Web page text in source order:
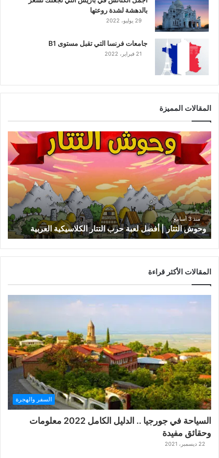
بالدهشة لشدة روعتها
29 يوليو، 2022
جامعات فرنسا التي تقبل مستوى B1
21 فبراير، 2022
المقالات المميزة
وحوش
التتار
|
أفضل
لعبة
حرب
التتار
الكلاسيكية
العربية
منذ 3 أسابيع
وحوش التتار | أفضل لعبة حرب التتار الكلاسيكية العربية
المقالات الأكثر قراءة
السفر والهجرة
السياحة في جورجيا .. الدليل الكامل 2022 معلومات
وحقائق مفيدة
22 ديسمبر، 2021